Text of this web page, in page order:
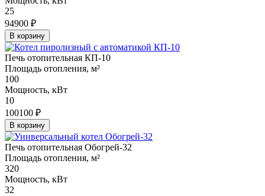
25
94900 ₽
В корзину
Печь отопительная КП-10
Площадь отопления, м²
100
Мощность, кВт
10
100100 ₽
В корзину
Печь отопительная Обогрей-32
Площадь отопления, м²
320
Мощность, кВт
32